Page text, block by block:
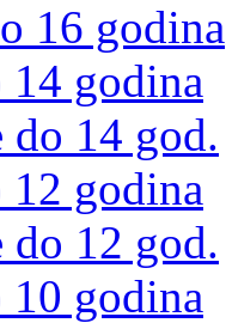
16 godina
14 godina
14 god.
12 godina
12 god.
10 godina